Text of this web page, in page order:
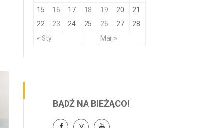
« Sty Mar »
15
16 17 18 19 20
21
22
23 24 25 26 27 28
BĄDŹ NA BIEŻĄCO!